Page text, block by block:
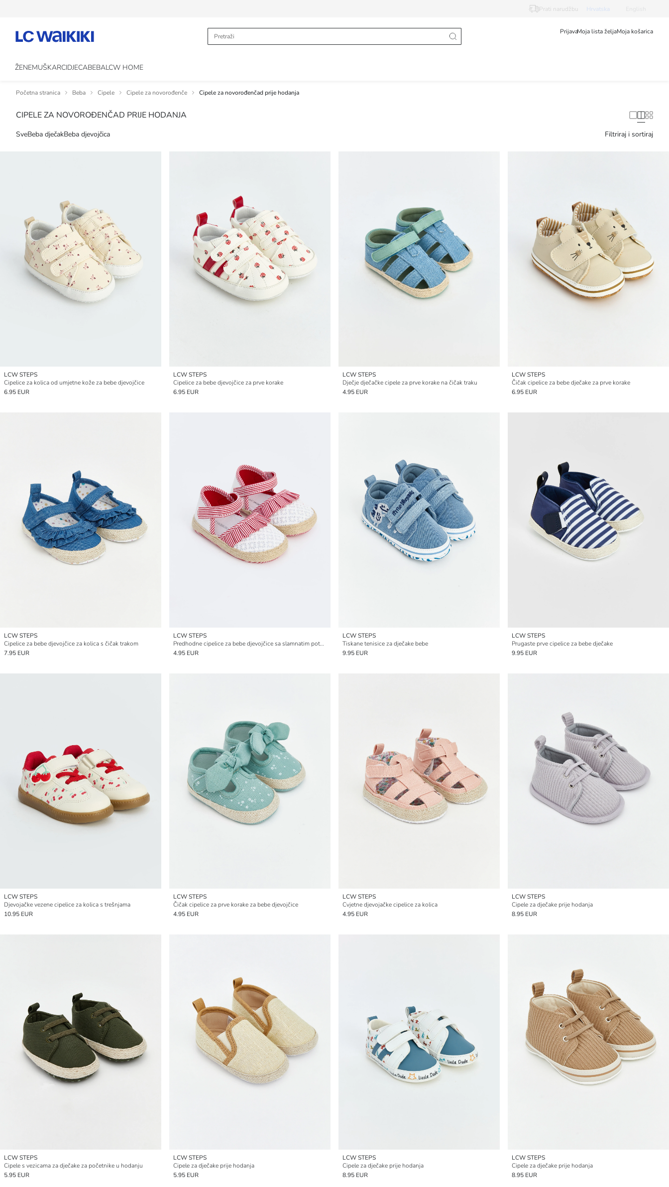
Prati narudžbu Hrvatska
PrijavaMoja lista željaMoja košarica
ŽENEMUŠKARCIDJECABEBALCW HOME
Početna stranica Beba Cipele Cipele za novorođenče Cipele za novorođenčad prije hodanja
CIPELE ZA NOVOROĐENČAD PRIJE HODANJA
SveBeba dječakBeba djevojčica Filtriraj i sortiraj
LCW STEPS
Cipelice za kolica od umjetne kože za bebe djevojčice
6.95 EUR
LCW STEPS
Cipelice za bebe djevojčice za prve korake
6.95 EUR
LCW STEPS
Dječje dječačke cipele za prve korake na čičak traku
4.95 EUR
LCW STEPS
Čičak cipelice za bebe dječake za prve korake
6.95 EUR
LCW STEPS
Cipelice za bebe djevojčice za kolica s čičak trakom
7.95 EUR
LCW STEPS
Predhodne cipelice za bebe djevojčice sa slamnatim potplatom
4.95 EUR
LCW STEPS
Tiskane tenisice za dječake bebe
9.95 EUR
LCW STEPS
Prugaste prve cipelice za bebe dječake
9.95 EUR
LCW STEPS
Djevojačke vezene cipelice za kolica s trešnjama
10.95 EUR
LCW STEPS
Čičak cipelice za prve korake za bebe djevojčice
4.95 EUR
LCW STEPS
Cvjetne djevojačke cipelice za kolica
4.95 EUR
LCW STEPS
Cipele za dječake prije hodanja
8.95 EUR
LCW STEPS
Cipele s vezicama za dječake za početnike u hodanju
5.95 EUR
LCW STEPS
Cipele za dječake prije hodanja
5.95 EUR
LCW STEPS
Cipele za dječake prije hodanja
8.95 EUR
LCW STEPS
Cipele za dječake prije hodanja
8.95 EUR